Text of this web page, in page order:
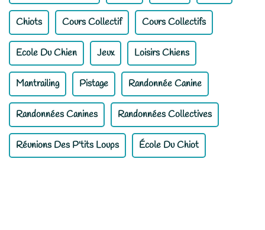
Chiots Cours Collectif Cours Collectifs
Ecole Du Chien Jeux Loisirs Chiens
Mantrailing Pistage Randonnée Canine
Randonnées Canines Randonnées Collectives
Réunions Des P'tits Loups École Du Chiot